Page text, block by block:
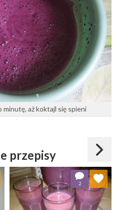
minutę, aż koktajl się spieni
przepisy
2
Dodaj do ulubionych
Wybierz listę: